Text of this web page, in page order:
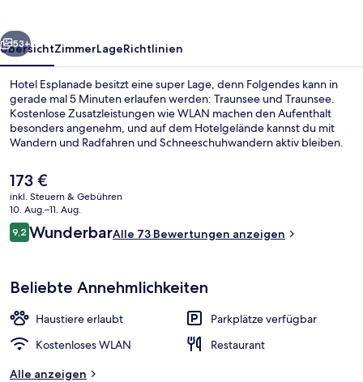
Weiter
53+
ÜbersichtZimmerLageRichtlinien
Hotel Esplanade besitzt eine super Lage, denn Folgendes kann in
gerade mal 5 Minuten erlaufen werden: Traunsee und Traunsee.
Kostenlose Zusatzleistungen wie WLAN machen den Aufenthalt
besonders angenehm, und auf dem Hotelgelände kannst du mit
Wandern und Radfahren und Schneeschuhwandern aktiv bleiben.
Rathausplatz und Traunsee-Promenade.
Der
aktuelle
Preis
beträgt
173 €.
173 €
inkl. Steuern & Gebühren
10. Aug.–11. Aug.
Bewertungen
9,29,2 von 10.
WunderbarAlle 73 Bewertungen anzeigen
Beliebte Annehmlichkeiten
Haustiere erlaubt
Parkplätze verfügbar
Kostenloses WLAN
Restaurant
Alle anzeigen